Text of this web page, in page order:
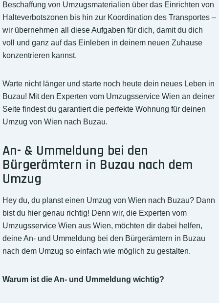
Beschaffung von Umzugsmaterialien über das Einrichten von
Halteverbotszonen bis hin zur Koordination des Transportes –
wir übernehmen all diese Aufgaben für dich, damit du dich
voll und ganz auf das Einleben in deinem neuen Zuhause
konzentrieren kannst.
Warte nicht länger und starte noch heute dein neues Leben in
Buzau! Mit den Experten vom Umzugsservice Wien an deiner
Seite findest du garantiert die perfekte Wohnung für deinen
Umzug von Wien nach Buzau.
An- & Ummeldung bei den
Bürgerämtern in Buzau nach dem
Umzug
Hey du, du planst einen Umzug von Wien nach Buzau? Dann
bist du hier genau richtig! Denn wir, die Experten vom
Umzugsservice Wien aus Wien, möchten dir dabei helfen,
deine An- und Ummeldung bei den Bürgerämtern in Buzau
nach dem Umzug so einfach wie möglich zu gestalten.
Warum ist die An- und Ummeldung wichtig?